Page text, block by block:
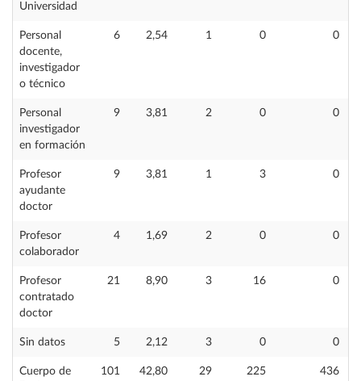
Universidad
Personal
docente,
investigador
o técnico
6 2,54 1 0 0
Personal
investigador
en formación
9 3,81 2 0 0
Profesor
ayudante
doctor
9 3,81 1 3 0
Profesor
colaborador
4 1,69 2 0 0
Profesor
contratado
doctor
21 8,90 3 16 0
Sin datos 5 2,12 3 0 0
Cuerpo de
101 42,80 29 225 436